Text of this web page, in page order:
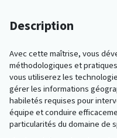
Description
Avec cette maîtrise, vous
méthodologiques et
vous utiliserez les
gérer les informations
habiletés requises pour
équipe et conduire
particularités du domaine de